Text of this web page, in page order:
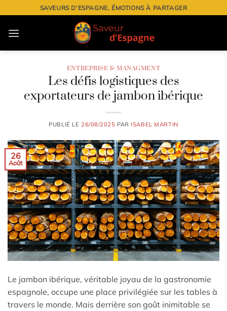
au
contenu
SAVEURS D’ESPAGNE, ÉMOTIONS À PARTAGER
ENTREPRISE & MANAGMENT
Les défis logistiques des
exportateurs de jambon ibérique
PUBLIÉ LE 26/08/2025 PAR ISABEL MARTIN
26
Août
Le jambon ibérique, véritable joyau de la gastronomie
espagnole, occupe une place privilégiée sur les tables à
travers le monde. Mais derrière son goût inimitable se